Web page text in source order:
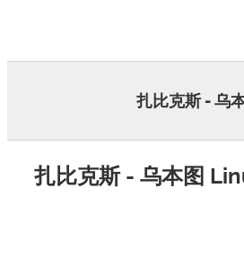
扎比克斯 - 乌
扎比克斯 - 乌本图